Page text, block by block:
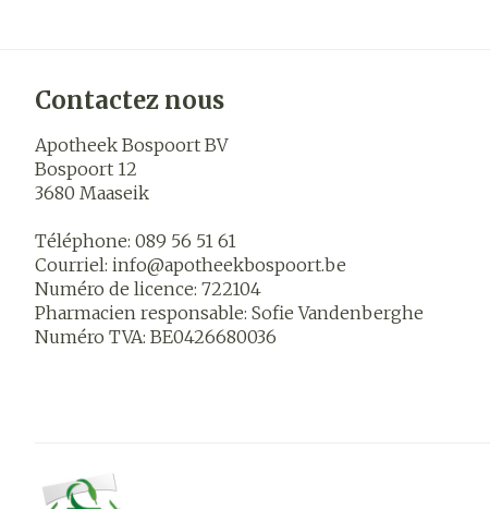
Contactez nous
Apotheek Bospoort BV
Bospoort 12
3680 Maaseik
Téléphone: 089 56 51 61
Courriel: info@apotheekbospoort.be
Numéro de licence: 722104
Pharmacien responsable: Sofie Vandenberghe
Numéro TVA: BE0426680036